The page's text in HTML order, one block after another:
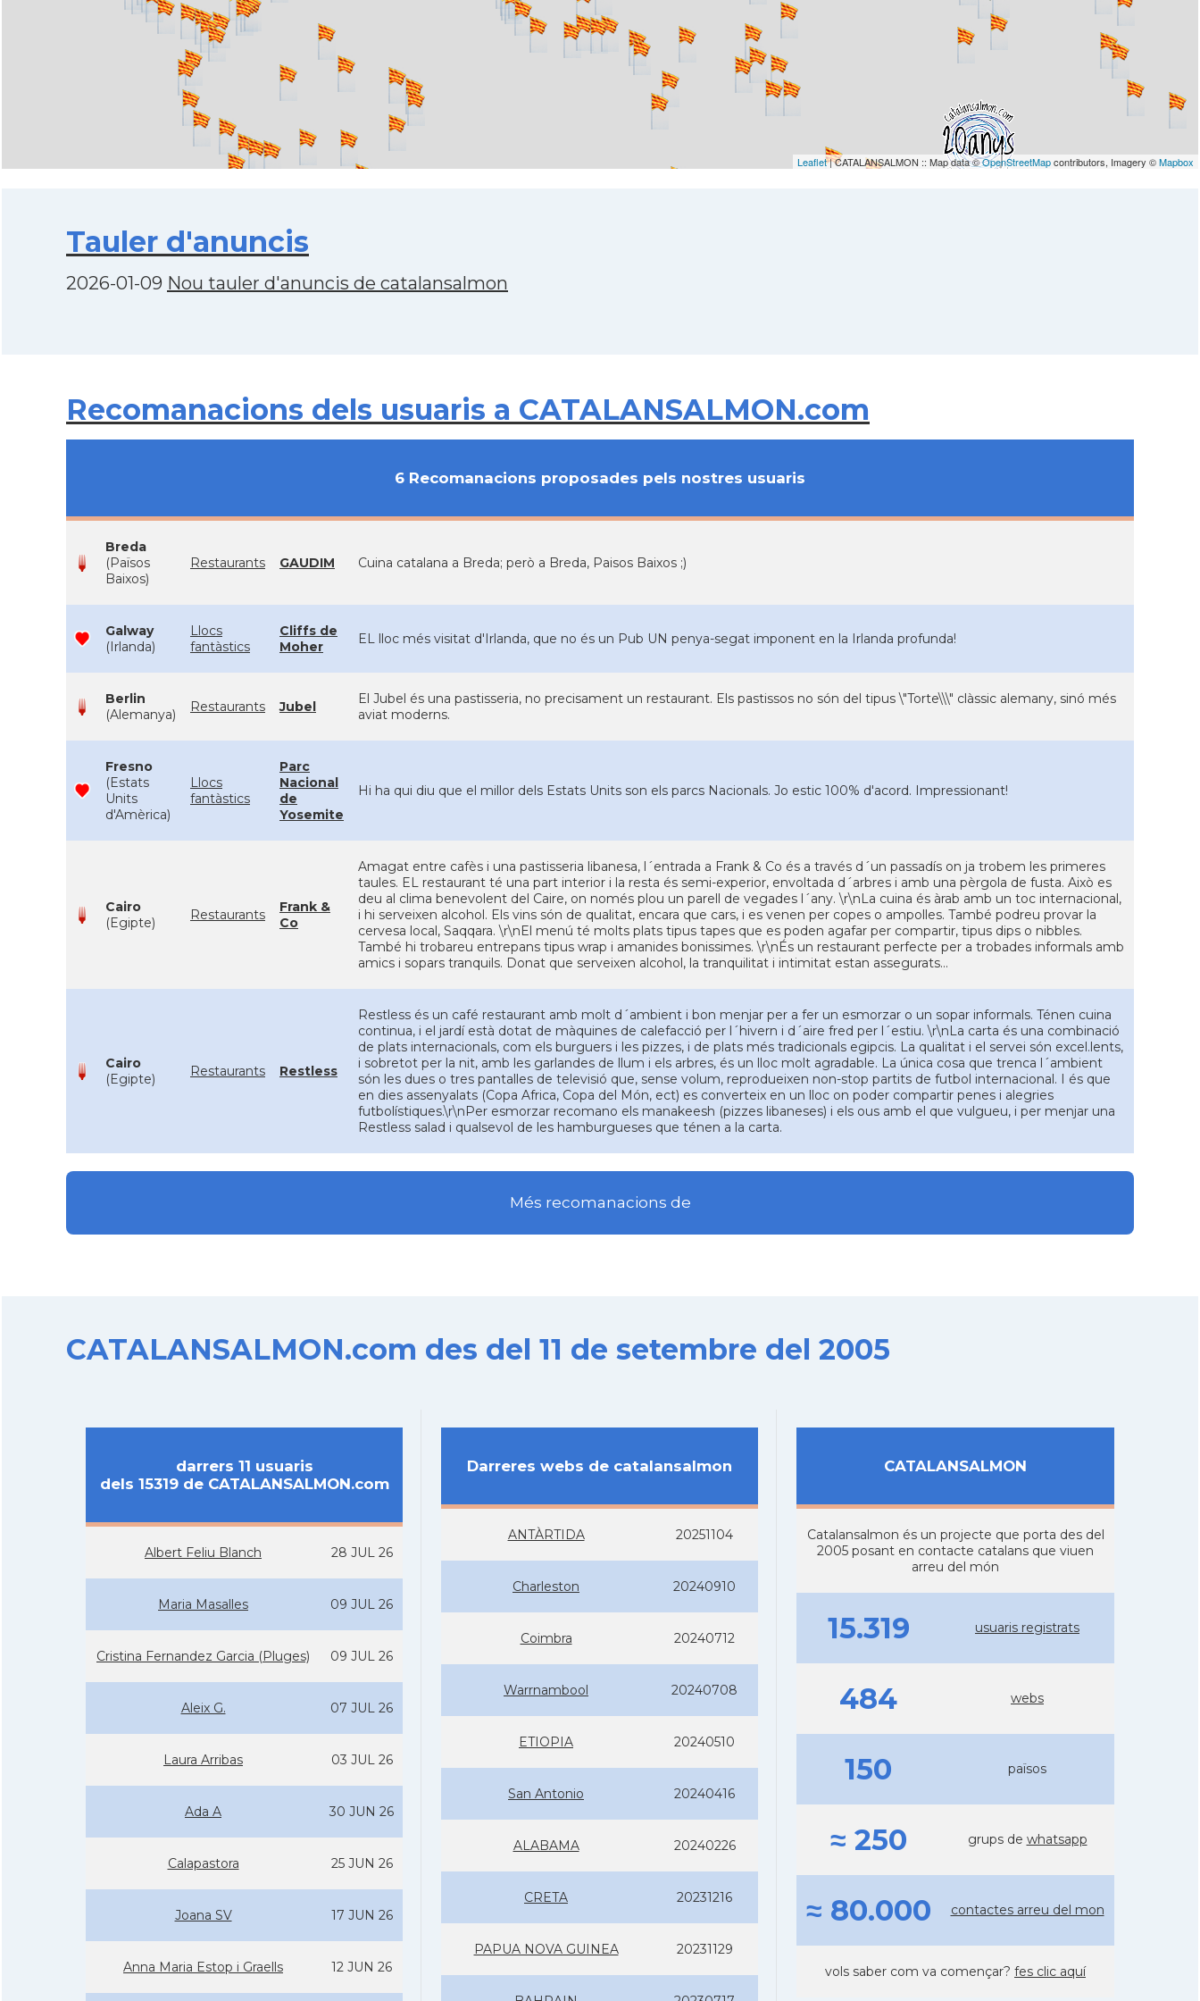
Leaflet| CATALANSALMON :: Map data ©OpenStreetMapcontributors, Imagery ©Mapbox
Tauler d'anuncis
2026-01-09 Nou tauler d'anuncis de catalansalmon
Recomanacions dels usuaris a CATALANSALMON.com
6 Recomanacions proposades pels nostres usuaris
Breda
(Països
Baixos)
Restaurants GAUDIM Cuina catalana a Breda; però a Breda, Paisos Baixos ;)
Galway
(Irlanda)
Llocs
fantàstics
Cliffs de
Moher
EL lloc més visitat d'Irlanda, que no és un Pub UN penya-segat imponent en la Irlanda profunda!
Berlin
(Alemanya)
Restaurants Jubel
El Jubel és una pastisseria, no precisament un restaurant. Els pastissos no són del tipus \"Torte\\\" clàssic alemany, sinó més
aviat moderns.
Fresno
(Estats
Units
d'Amèrica)
Llocs
fantàstics
Parc
Nacional
de
Yosemite
Hi ha qui diu que el millor dels Estats Units son els parcs Nacionals. Jo estic 100% d'acord. Impressionant!
Cairo
(Egipte)
Restaurants
Frank &
Co
Amagat entre cafès i una pastisseria libanesa, l´entrada a Frank & Co és a través d´un passadís on ja trobem les primeres
taules. EL restaurant té una part interior i la resta és semi-experior, envoltada d´arbres i amb una pèrgola de fusta. Això es
deu al clima benevolent del Caire, on només plou un parell de vegades l´any. \r\nLa cuina és àrab amb un toc internacional,
i hi serveixen alcohol. Els vins són de qualitat, encara que cars, i es venen per copes o ampolles. També podreu provar la
cervesa local, Saqqara. \r\nEl menú té molts plats tipus tapes que es poden agafar per compartir, tipus dips o nibbles.
També hi trobareu entrepans tipus wrap i amanides bonissimes. \r\nÉs un restaurant perfecte per a trobades informals amb
amics i sopars tranquils. Donat que serveixen alcohol, la tranquilitat i intimitat estan assegurats...
Cairo
(Egipte)
Restaurants Restless
Restless és un café restaurant amb molt d´ambient i bon menjar per a fer un esmorzar o un sopar informals. Ténen cuina
continua, i el jardí està dotat de màquines de calefacció per l´hivern i d´aire fred per l´estiu. \r\nLa carta és una combinació
de plats internacionals, com els burguers i les pizzes, i de plats més tradicionals egipcis. La qualitat i el servei són excel.lents,
i sobretot per la nit, amb les garlandes de llum i els arbres, és un lloc molt agradable. La única cosa que trenca l´ambient
són les dues o tres pantalles de televisió que, sense volum, reprodueixen non-stop partits de futbol internacional. I és que
en dies assenyalats (Copa Africa, Copa del Món, ect) es converteix en un lloc on poder compartir penes i alegries
futbolístiques.\r\nPer esmorzar recomano els manakeesh (pizzes libaneses) i els ous amb el que vulgueu, i per menjar una
Restless salad i qualsevol de les hamburgueses que ténen a la carta.
Més recomanacions de
CATALANSALMON.com des del 11 de setembre del 2005
darrers 11 usuaris
dels 15319 de CATALANSALMON.com
Albert Feliu Blanch 28 JUL 26
Maria Masalles 09 JUL 26
Cristina Fernandez Garcia (Pluges) 09 JUL 26
Aleix G. 07 JUL 26
Laura Arribas 03 JUL 26
Ada A 30 JUN 26
Calapastora 25 JUN 26
Joana SV 17 JUN 26
Anna Maria Estop i Graells 12 JUN 26
Darreres webs de catalansalmon
ANTÀRTIDA 20251104
Charleston 20240910
Coimbra 20240712
Warrnambool 20240708
ETIOPIA 20240510
San Antonio 20240416
ALABAMA 20240226
CRETA 20231216
PAPUA NOVA GUINEA 20231129
CATALANSALMON
Catalansalmon és un projecte que porta des del
2005 posant en contacte catalans que viuen
arreu del món
15.319 usuaris registrats
484 webs
150 països
≈ 250 grups de whatsapp
≈ 80.000 contactes arreu del mon
vols saber com va començar? fes clic aquí